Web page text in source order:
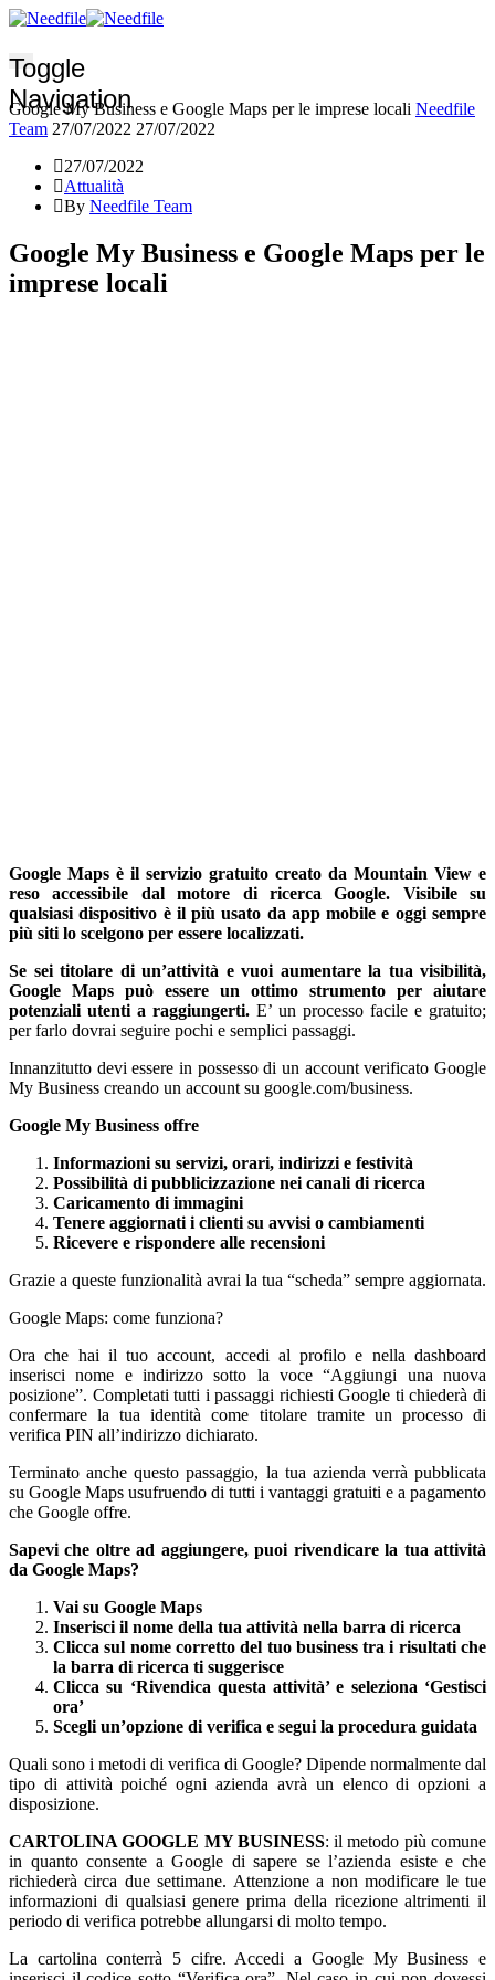
Toggle
Navigation
Google My Business e Google Maps per le imprese locali Needfile
Team 27/07/2022 27/07/2022
27/07/2022
Attualità
By Needfile Team
Google My Business e Google Maps per le
imprese locali
Google Maps è il servizio gratuito creato da Mountain View e
reso accessibile dal motore di ricerca Google. Visibile su
qualsiasi dispositivo è il più usato da app mobile e oggi sempre
più siti lo scelgono per essere localizzati.
Se sei titolare di un’attività e vuoi aumentare la tua visibilità,
Google Maps può essere un ottimo strumento per aiutare
potenziali utenti a raggiungerti. E’ un processo facile e gratuito;
per farlo dovrai seguire pochi e semplici passaggi.
Innanzitutto devi essere in possesso di un account verificato Google
My Business creando un account su google.com/business.
Google My Business offre
Informazioni su servizi, orari, indirizzi e festività
Possibilità di pubblicizzazione nei canali di ricerca
Caricamento di immagini
Tenere aggiornati i clienti su avvisi o cambiamenti
Ricevere e rispondere alle recensioni
Grazie a queste funzionalità avrai la tua “scheda” sempre aggiornata.
Google Maps: come funziona?
Ora che hai il tuo account, accedi al profilo e nella dashboard
inserisci nome e indirizzo sotto la voce “Aggiungi una nuova
posizione”. Completati tutti i passaggi richiesti Google ti chiederà di
confermare la tua identità come titolare tramite un processo di
verifica PIN all’indirizzo dichiarato.
Terminato anche questo passaggio, la tua azienda verrà pubblicata
su Google Maps usufruendo di tutti i vantaggi gratuiti e a pagamento
che Google offre.
Sapevi che oltre ad aggiungere, puoi rivendicare la tua attività
da Google Maps?
Vai su Google Maps
Inserisci il nome della tua attività nella barra di ricerca
Clicca sul nome corretto del tuo business tra i risultati che
la barra di ricerca ti suggerisce
Clicca su ‘Rivendica questa attività’ e seleziona ‘Gestisci
ora’
Scegli un’opzione di verifica e segui la procedura guidata
Quali sono i metodi di verifica di Google? Dipende normalmente dal
tipo di attività poiché ogni azienda avrà un elenco di opzioni a
disposizione.
CARTOLINA GOOGLE MY BUSINESS: il metodo più comune
in quanto consente a Google di sapere se l’azienda esiste e che
richiederà circa due settimane. Attenzione a non modificare le tue
informazioni di qualsiasi genere prima della ricezione altrimenti il
periodo di verifica potrebbe allungarsi di molto tempo.
La cartolina conterrà 5 cifre. Accedi a Google My Business e